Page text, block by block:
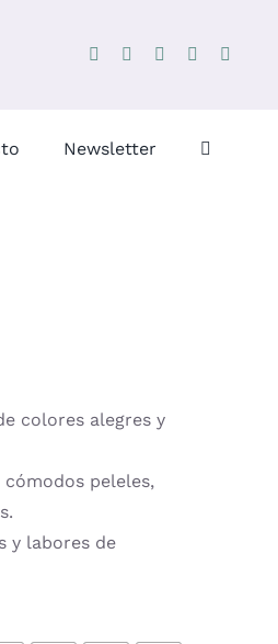
Newsletter
colores alegres y
peleles,
y labores de